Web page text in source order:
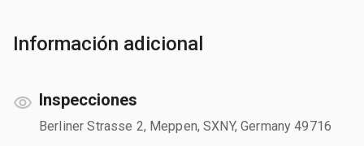
Información adicional
Inspecciones
Berliner Strasse 2, Meppen, SXNY, Germany 49716